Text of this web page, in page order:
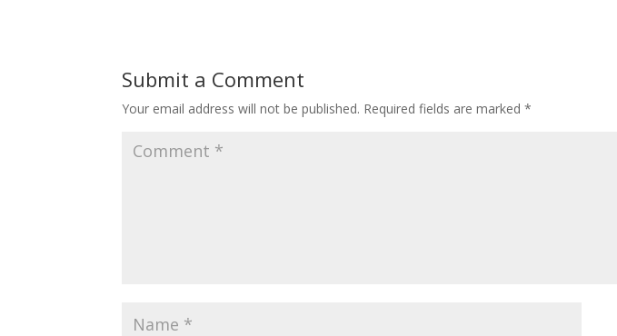
Submit a Comment
Your email address will not be published. Required fields are marked*